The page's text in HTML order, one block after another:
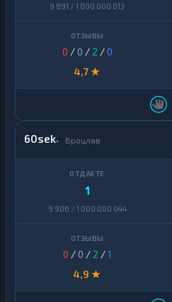
9 891 / 1 000 000 013
0 / 0 / 2 /0
4,7 ★
60sek Вроцлав
1
9 906 / 1 000 000 044
0 / 0 / 2 /1
4,9 ★